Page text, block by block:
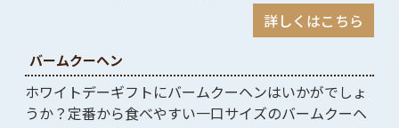
詳しくはこちら
バームクーヘン
ホワイトデーギフトにバームクーヘンはいかがでしょ
うか？定番から食べやすい一口サイズのバームクーヘ